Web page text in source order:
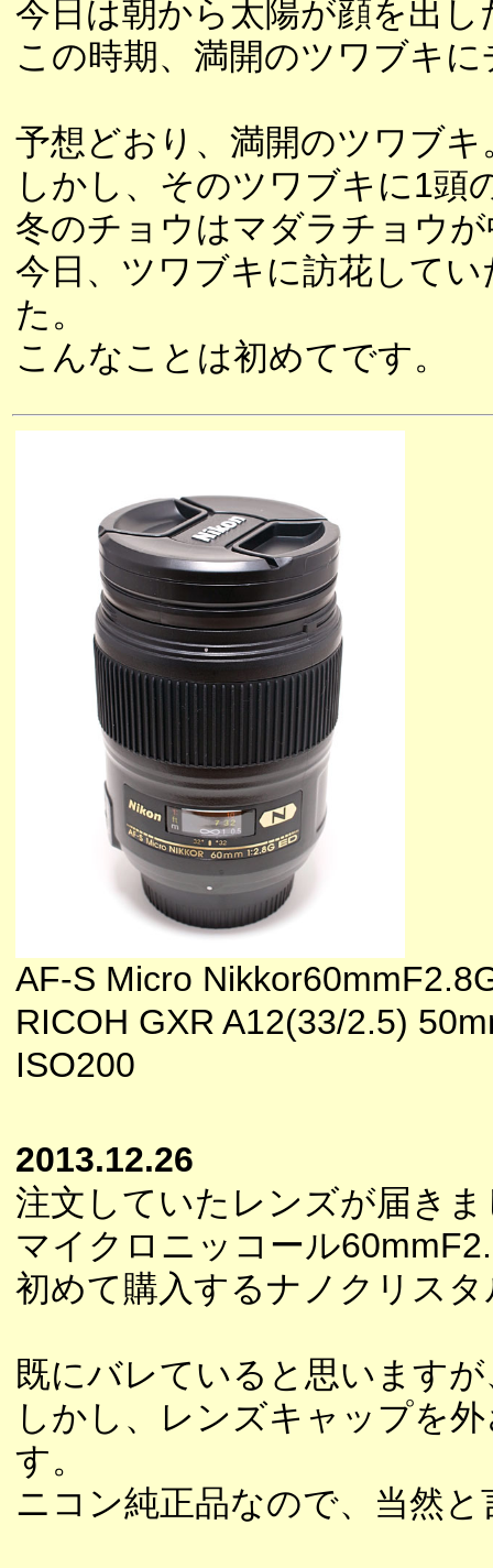
今日は朝から太陽が顔を出
この時期、満開のツワブキ
予想どおり、満開のツワブキ
しかし、そのツワブキに1頭
冬のチョウはマダラチョウ
今日、ツワブキに訪花して
た。
こんなことは初めてです。
AF-S Micro
RICOH GXR A12(33/2.5)
ISO200
2013.12.26
注文していたレンズが届き
マイクロニッコール
初めて購入するナノクリス
既にバレていると思います
しかし、レンズキャップを
す。
ニコン純正品なので、当然